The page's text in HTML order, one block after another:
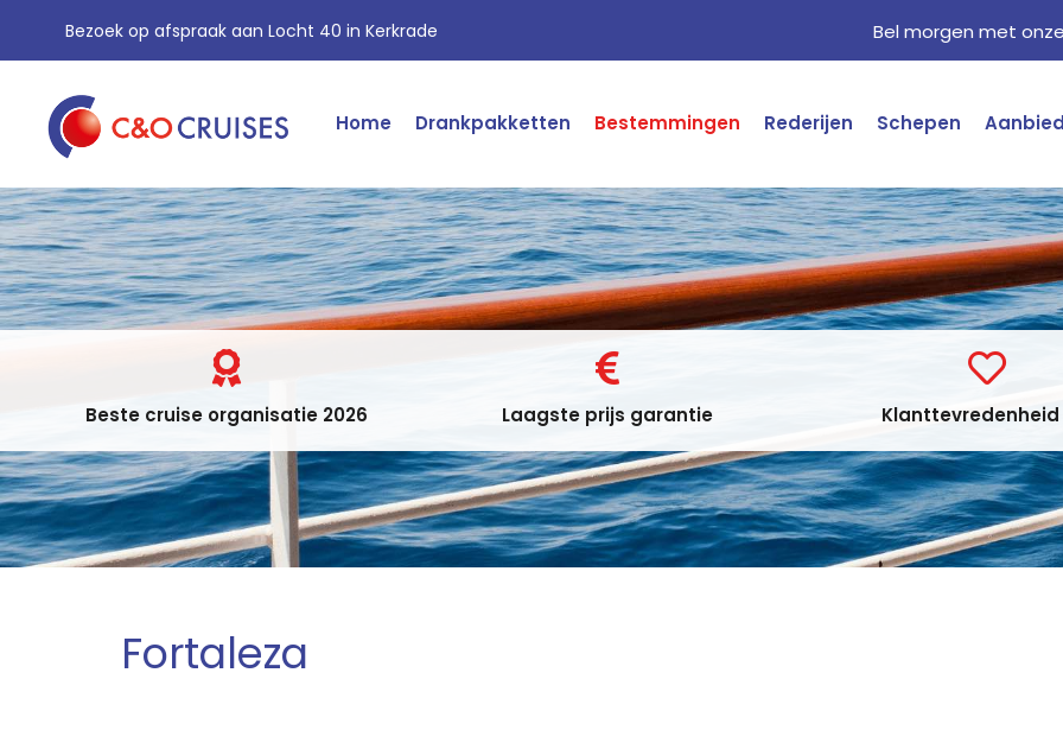
Bezoek op afspraak aan Locht 40 in Kerkrade Bel morgen met
Home Drankpakketten Bestemmingen Rederijen Schepen
Beste cruise organisatie 2026 Laagste prijs garantie Klanttevredenheid
Fortaleza